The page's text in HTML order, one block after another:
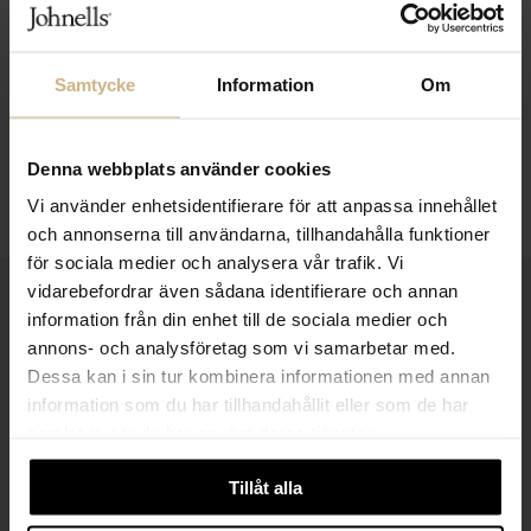
Samtycke Information Om
Denna webbplats använder cookies
Vi använder enhetsidentifierare för att anpassa innehållet
och annonserna till användarna, tillhandahålla funktioner
för sociala medier och analysera vår trafik. Vi
vidarebefordrar även sådana identifierare och annan
information från din enhet till de sociala medier och
annons- och analysföretag som vi samarbetar med.
Dessa kan i sin tur kombinera informationen med annan
information som du har tillhandahållit eller som de har
Tillåt alla
1-3 VARDAGARS LEVERANS
FRI FRAKT FRÅN 999 KR
SAMLA BONUS I KUNDKLUBBEN
Håll dig uppdaterad